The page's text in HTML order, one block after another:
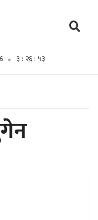
३ : २६ : ५४